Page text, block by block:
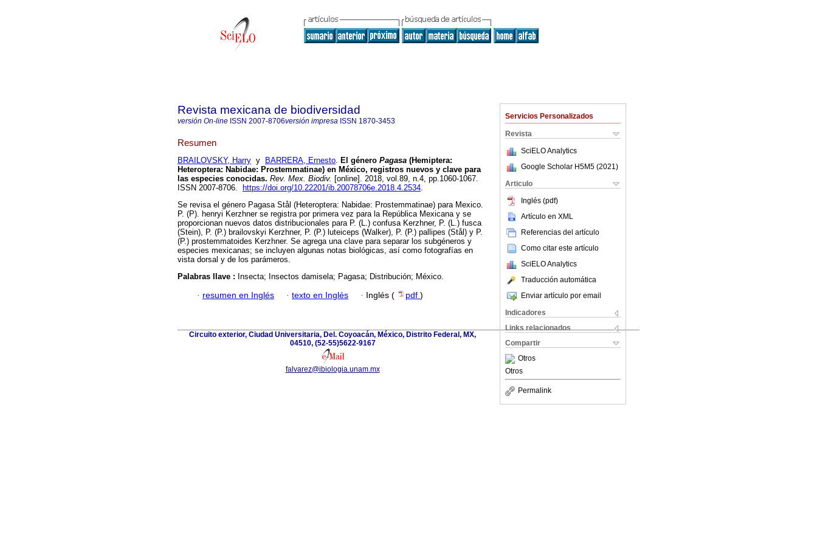
Servicios Personalizados
Revista
SciELO Analytics
Google Scholar H5M5 (2021 )
Articulo
Inglés (pdf)
Artículo en XML
Referencias del artículo
Como citar este artículo
SciELO Analytics
Traducción automática
Enviar artículo por email
Indicadores
Links relacionados
Compartir
Otros
Otros
Permalink
Revista mexicana de biodiversidad
versión On-line ISSN 2007-8706versión impresa ISSN 1870-3453
Resumen
BRAILOVSKY, Harry y BARRERA, Ernesto. El género Pagasa (Hemiptera:
Heteroptera: Nabidae: Prostemmatinae) en México, registros nuevos y clave para
las especies conocidas. Rev. Mex. Biodiv. [online]. 2018, vol.89, n.4, pp.1060-1067.
ISSN 2007-8706.
https://doi.org/10.22201/ib.20078706e.2018.4.2534.
Se revisa el género Pagasa Stål (Heteroptera: Nabidae: Prostemmatinae) para Mexico.
P. (P). henryi Kerzhner se registra por primera vez para la República Mexicana y se
proporcionan nuevos datos distribucionales para P. (L.) confusa Kerzhner, P. (L.) fusca
(Stein), P. (P.) brailovskyi Kerzhner, P. (P.) luteiceps (Walker), P. (P.) pallipes (Stål) y P.
(P.) prostemmatoides Kerzhner. Se agrega una clave para separar los subgéneros y
especies mexicanas; se incluyen algunas notas biológicas, así como fotografías en
vista dorsal y de los parámeros.
Palabras llave : Insecta; Insectos damisela; Pagasa; Distribución; México.
· resumen en Inglés · texto en Inglés · Inglés ( pdf )
Circuito exterior, Ciudad Universitaria, Del. Coyoacán, México, Distrito Federal, MX,
04510, (52-55)5622-9167
falvarez@ibiologia.unam.mx